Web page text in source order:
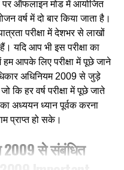
के घरों की दीवारों और फर्श
पर ऑफलाइन मोड में आयोजित
वर्ष में दो बार किया जाता है।
परीक्षा में देशभर से लाखों
यदि आप भी इस परीक्षा का
आपके लिए परीक्षा में पूछे जाने
अधिनियम 2009 से जुड़े
हर वर्ष परीक्षा में पूछे जाते
का अध्ययन ध्यान पूर्वक करना
प्राप्त हो सके।
2009 से संबंधित